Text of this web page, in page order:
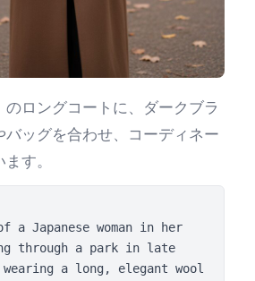
のロングコートに、ダークブラ
バッグを合わせ、コーディネー
す。
a Japanese woman in her
through a park in late
wearing a long, elegant wool